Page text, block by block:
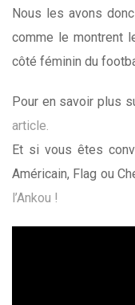
Nous les avons
comme le montrent
côté féminin du
Pour en savoir plus
article.
Et si vous êtes
Américain, Flag ou
l’Ankou !